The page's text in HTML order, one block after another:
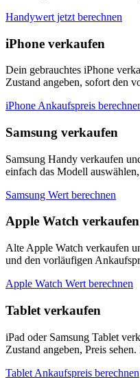
Handywert jetzt berechnen
iPhone verkaufen
Dein gebrauchtes iPhone
Zustand angeben, sofort den
iPhone Ankaufspreis
Samsung verkaufen
Samsung Handy verkaufen
einfach das Modell
Samsung Wert berechnen
Apple Watch verkaufen
Alte Apple Watch verkaufen
und den vorläufigen
Apple Watch Wert berechnen
Tablet verkaufen
iPad oder Samsung Tablet
Zustand angeben, Preis
Tablet Ankaufspreis berechnen